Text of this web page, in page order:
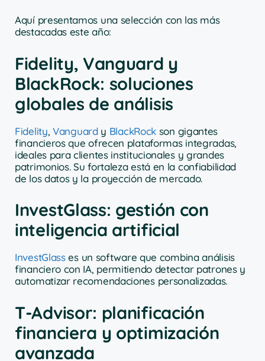
Aquí presentamos una selección con las más
destacadas este año:
Fidelity, Vanguard y
BlackRock: soluciones
globales de análisis
Fidelity,Vanguardy BlackRock son gigantes
financieros que ofrecen plataformas integradas,
ideales para clientes institucionales y grandes
patrimonios. Su fortaleza está en la confiabilidad
de los datos y la proyección de mercado.
InvestGlass: gestión con
inteligencia artificial
InvestGlasses un software que combina análisis
financiero con IA, permitiendo detectar patrones y
automatizar recomendaciones personalizadas.
T-Advisor: planificación
financiera y optimización
avanzada